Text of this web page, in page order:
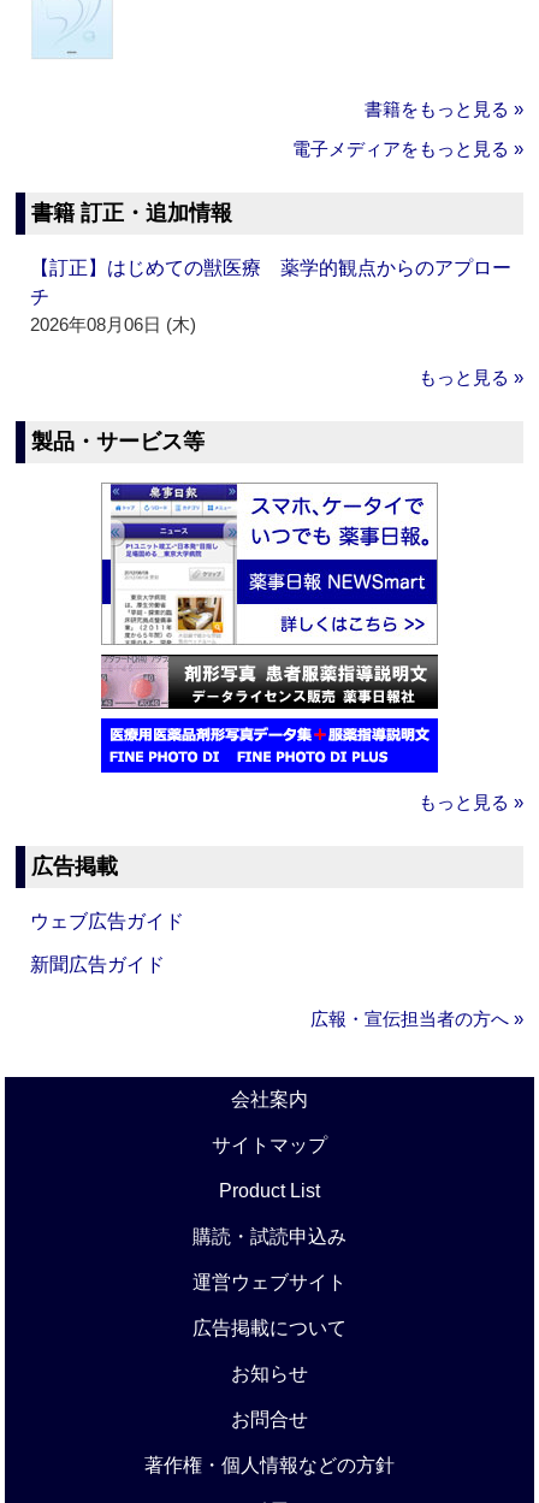
書籍をもっと見る »
電子メディアをもっと見る »
書籍 訂正・追加情報
【訂正】はじめての獣医療 薬学的観点からのアプロー
チ
2026年08月06日 (木)
もっと見る »
製品・サービス等
もっと見る »
広告掲載
ウェブ広告ガイド
新聞広告ガイド
広報・宣伝担当者の方へ »
会社案内
サイトマップ
Product List
購読・試読申込み
運営ウェブサイト
広告掲載について
お知らせ
お問合せ
著作権・個人情報などの方針